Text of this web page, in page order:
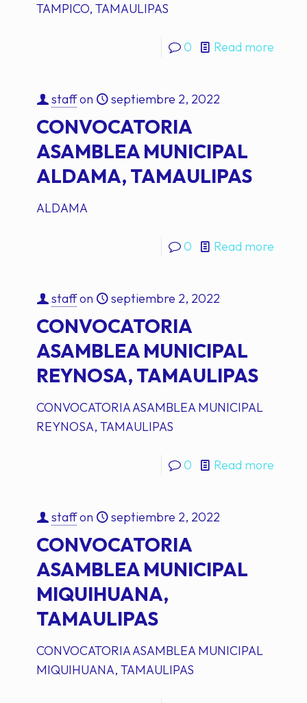
TAMPICO, TAMAULIPAS
0 Read more
staffon septiembre 2, 2022
CONVOCATORIA
ASAMBLEA MUNICIPAL
ALDAMA, TAMAULIPAS
ALDAMA
0 Read more
staffon septiembre 2, 2022
CONVOCATORIA
ASAMBLEA MUNICIPAL
REYNOSA, TAMAULIPAS
CONVOCATORIA ASAMBLEA MUNICIPAL
REYNOSA, TAMAULIPAS
0 Read more
staffon septiembre 2, 2022
CONVOCATORIA
ASAMBLEA MUNICIPAL
MIQUIHUANA,
TAMAULIPAS
CONVOCATORIA ASAMBLEA MUNICIPAL
MIQUIHUANA, TAMAULIPAS